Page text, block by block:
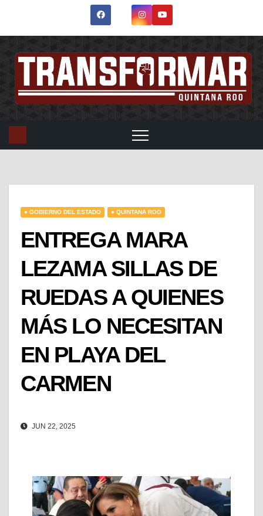
● GOBIERNO DEL ESTADO ● QUINTANA ROO
ENTREGA MARA
LEZAMA SILLAS DE
RUEDAS A QUIENES
MÁS LO NECESITAN
EN PLAYA DEL
CARMEN
JUN 22, 2025